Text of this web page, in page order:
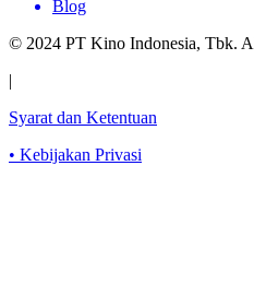
Blog
© 2024 PT Kino Indonesia, Tbk.
|
Syarat dan Ketentuan
• Kebijakan Privasi